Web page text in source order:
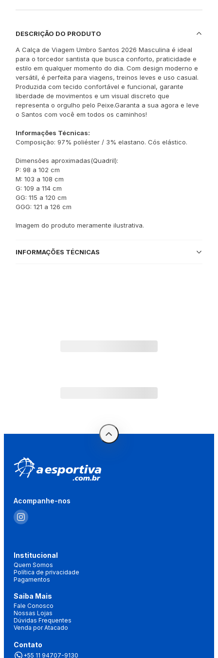
DESCRIÇÃO DO PRODUTO
A Calça de Viagem Umbro Santos 2026 Masculina é ideal
para o torcedor santista que busca conforto, praticidade e
estilo em qualquer momento do dia. Com design moderno e
versátil, é perfeita para viagens, treinos leves e uso casual.
Produzida com tecido confortável e funcional, garante
liberdade de movimentos e um visual discreto que
representa o orgulho pelo Peixe.Garanta a sua agora e leve
o Santos com você em todos os caminhos!
Informações Técnicas:
Composição: 97% poliéster / 3% elastano. Cós elástico.
Dimensões aproximadas(Quadril):
P: 98 a 102 cm
M: 103 a 108 cm
G: 109 a 114 cm
GG: 115 a 120 cm
GGG: 121 a 126 cm
Imagem do produto meramente ilustrativa.
INFORMAÇÕES TÉCNICAS
Acompanhe-nos
Institucional
Quem Somos
Política de privacidade
Pagamentos
Saiba Mais
Fale Conosco
Nossas Lojas
Dúvidas Frequentes
Venda por Atacado
Contato
+55 11 94707-9130